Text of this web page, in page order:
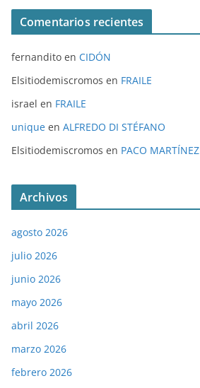
Comentarios recientes
fernandito en CIDÓN
Elsitiodemiscromos en FRAILE
israel en FRAILE
unique en ALFREDO DI STÉFANO
Elsitiodemiscromos en PACO MARTÍNEZ
Archivos
agosto 2026
julio 2026
junio 2026
mayo 2026
abril 2026
marzo 2026
febrero 2026